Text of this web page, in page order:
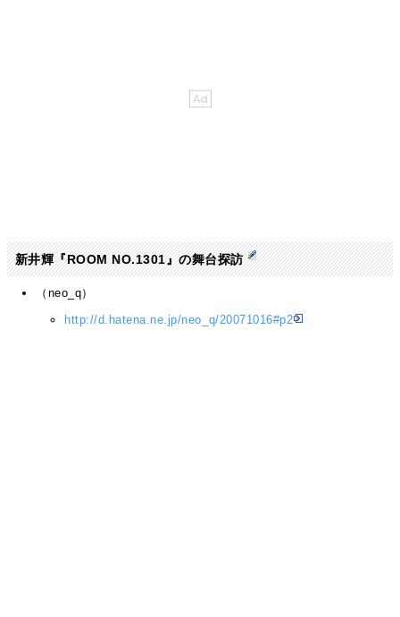
新井輝『ROOM NO.1301』の舞台探訪
（neo_q）
http://d.hatena.ne.jp/neo_q/20071016#p2